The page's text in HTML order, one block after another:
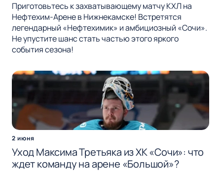
Приготовьтесь к захватывающему матчу КХЛ на
Нефтехим-Арене в Нижнекамске! Встретятся
легендарный «Нефтехимик» и амбициозный «Сочи».
Не упустите шанс стать частью этого яркого
события сезона!
2 июня
Уход Максима Третьяка из ХК «Сочи»: что
ждет команду на арене «Большой»?